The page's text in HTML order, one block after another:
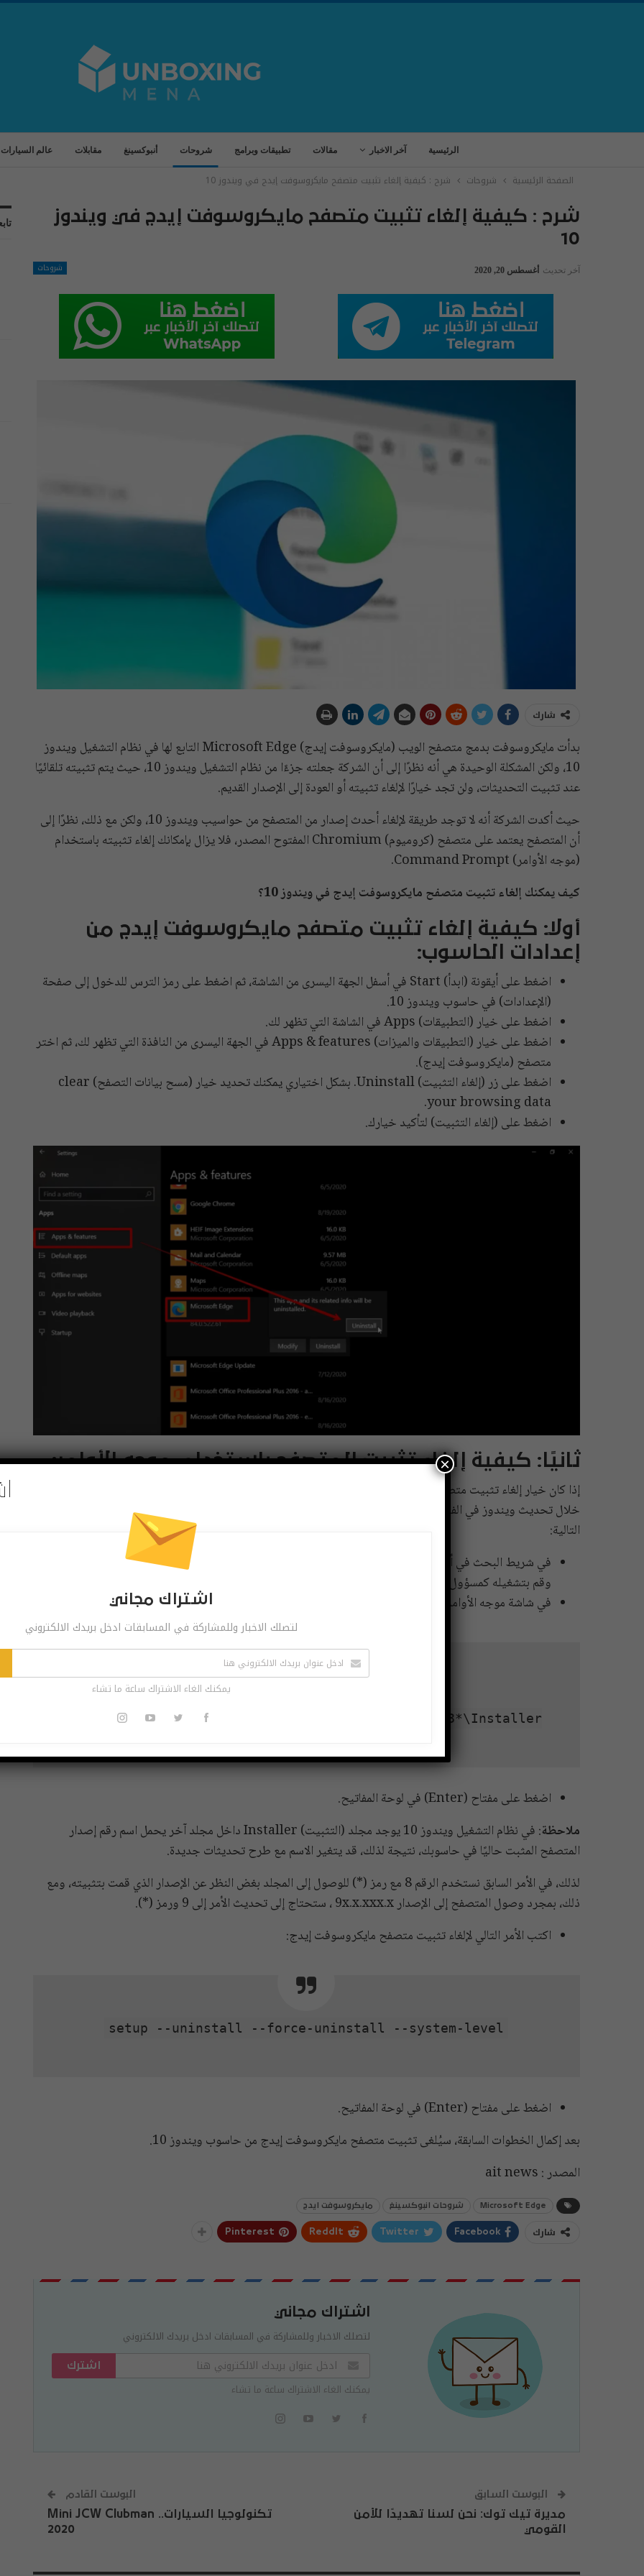
الرئيسية آخر الاخبار مقالات تطبيقات وبرامج شروحات أنبوكسينغ مقابلات عالم السيارات
الصفحة الرئيسية شروحات شرح : كيفية إلغاء تثبيت متصفح مايكروسوفت إيدج في ويندوز 10
شرح : كيفية إلغاء تثبيت متصفح مايكروسوفت إيدج في ويندوز
10
شروحات آخر تحديث أغسطس 20, 2020
شارك
بدأت مايكروسوفت بدمج متصفح الويب (مايكروسوفت إيدج) Microsoft Edge التابع لها في نظام التشغيل ويندوز
10، ولكن المشكلة الوحيدة هي أنه نظرًا إلى أن الشركة جعلته جزءًا من نظام التشغيل ويندوز 10، حيث يتم تثبيته تلقائيًا
عند تثبيت التحديثات، ولن تجد خيارًا لإلغاء تثبيته أو العودة إلى الإصدار القديم.
حيث أكدت الشركة أنه لا توجد طريقة لإلغاء أحدث إصدار من المتصفح من حواسيب ويندوز 10، ولكن مع ذلك، نظرًا إلى
أن المتصفح يعتمد على متصفح (كروميوم) Chromium المفتوح المصدر، فلا يزال بإمكانك إلغاء تثبيته باستخدام
(موجه الأوامر) Command Prompt.
كيف يمكنك إلغاء تثبيت متصفح مايكروسوفت إيدج في ويندوز 10؟
أولًا: كيفية إلغاء تثبيت متصفح مايكروسوفت إيدج من
إعدادات الحاسوب:
اضغط على أيقونة (ابدأ) Start في أسفل الجهة اليسرى من الشاشة، ثم اضغط على رمز الترس للدخول إلى صفحة
(الإعدادات) في حاسوب ويندوز 10.
اضغط على خيار (التطبيقات) Apps في الشاشة التي تظهر لك.
اضغط على خيار (التطبيقات والميزات) Apps & features في الجهة اليسرى من النافذة التي تظهر لك، ثم اختر
متصفح (مايكروسوفت إيدج).
اضغط على زر (إلغاء التثبيت) Uninstall. بشكل اختياري يمكنك تحديد خيار (مسح بيانات التصفح) clear
your browsing data.
اضغط على (إلغاء التثبيت) لتأكيد خيارك.
ثانيًا: كيفية إلغاء تثبيت المتصفح باستخدام موجه الأوامر:
إذا كان خيار إلغاء تثبيت متصفح مايكروسوفت إيدج غير متاح في صفحة الإعدادات، هذا يعني أن المتصفح قد حُدث من
خلال تحديث ويندوز في الفترة الأخيرة، لذا ستحتاج إلى استخدام (موجه الأوامر) لإلغاء تثبيته من خلال الخطوات
التالية:
وقم بتشغيله كمسؤول في النافذة التي تظهر لك.
في شاشة موجه الأوامر اكتب الأمر التالي للوصول إلى مجلد التثبيت في حاسوبك:
%PROGRAMFILES(X86)%\Microsoft\Edge\Application\8*\Installer
اضغط على مفتاح (Enter) في لوحة المفاتيح.
ملاحظة
: في نظام التشغيل ويندوز 10 يوجد مجلد (التثبيت) Installer داخل مجلد آخر يحمل اسم رقم إصدار
المتصفح المثبت حاليًا في حاسوبك، نتيجة لذلك، قد يتغير الاسم مع طرح تحديثات جديدة.
لذلك، في الأمر السابق نستخدم الرقم 8 مع رمز (*) للوصول إلى المجلد بغض النظر عن الإصدار الذي قمت بتثبيته، ومع
ذلك، بمجرد وصول المتصفح إلى الإصدار 9x.x.xxx.x ، ستحتاج إلى تحديث الأمر إلى 9 ورمز (*).
اكتب الأمر التالي لإلغاء تثبيت متصفح مايكروسوفت إيدج:
setup --uninstall --force-uninstall --system-level
اضغط على مفتاح (Enter) في لوحة المفاتيح.
بعد إكمال الخطوات السابقة، سيُلغى تثبيت متصفح مايكروسوفت إيدج من حاسوب ويندوز 10.
المصدر : ait news
Microsoft Edge شروحات انبوكسينغ مايكروسوفت ايدج
شارك Facebook
Twitter
ReddIt
Pinterest
اشتراك مجاني
لتصلك الاخبار وللمشاركة في المسابقات ادخل بريدك الالكتروني
اشترك
يمكنك الغاء الاشتراك ساعة ما تشاء
البوست السابق
مديرة تيك توك: نحن لسنا تهديدًا للأمن
القومي
البوست القادم
تكنولوجيا السيارات.. Mini JCW Clubman
2020
اشتراك مجاني
لتصلك الاخبار وللمشاركة في المسابقات ادخل بريدك الالكتروني
يمكنك الغاء الاشتراك ساعة ما تشاء
×